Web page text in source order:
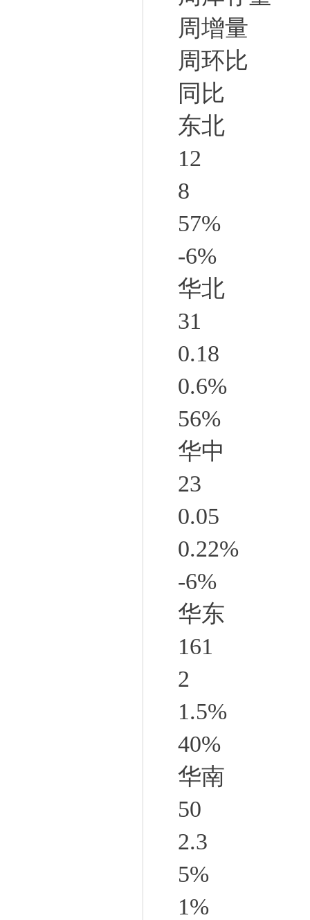
周增量
周环比
同比
东北
12
8
57%
-6%
华北
31
0.18
0.6%
56%
华中
23
0.05
0.22%
-6%
华东
161
2
1.5%
40%
华南
50
2.3
5%
1%